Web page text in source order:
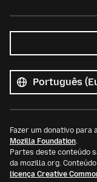
os
idiomas
Idioma
Fazer um donativo
Mozilla Foundation.
Partes deste conteúdo
da mozilla.org.
licença Creative